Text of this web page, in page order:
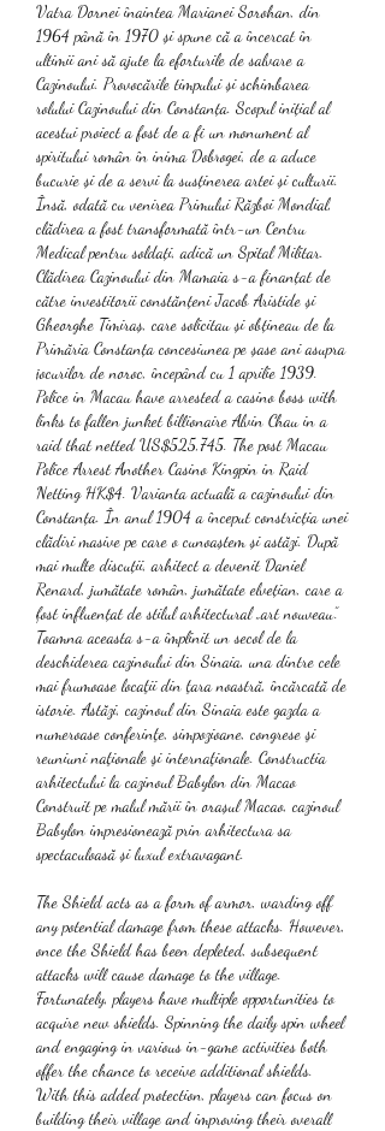
Vatra Dornei înaintea Marianei Sorohan, din
1964 până în 1970 și spune că a încercat în
ultimii ani să ajute la eforturile de salvare a
Cazinoului. Provocările timpului și schimbarea
rolului Cazinoului din Constanța. Scopul inițial al
acestui proiect a fost de a fi un monument al
spiritului român în inima Dobrogei, de a aduce
bucurie și de a servi la susținerea artei și culturii.
Însă, odată cu venirea Primului Război Mondial,
clădirea a fost transformată într-un Centru
Medical pentru soldați, adică un Spital Militar.
Clădirea Cazinoului din Mamaia s-a finanțat de
către investitorii constănțeni Jacob Aristide și
Gheorghe Timiraș, care solicitau și obțineau de la
Primăria Constanța concesiunea pe șase ani asupra
jocurilor de noroc, începând cu 1 aprilie 1939.
Police in Macau have arrested a casino boss with
links to fallen junket billionaire Alvin Chau in a
raid that netted US$525,745. The post Macau
Police Arrest Another Casino Kingpin in Raid
Netting HK$4. Varianta actuală a cazinoului din
Constanța. În anul 1904 a început constricția unei
clădiri masive pe care o cunoaștem și astăzi. După
mai multe discuții, arhitect a devenit Daniel
Renard, jumătate român, jumătate elvețian, care a
fost influențat de stilul arhitectural „art nouveau”.
Toamna aceasta s-a împlinit un secol de la
deschiderea cazinoului din Sinaia, una dintre cele
mai frumoase locaţii din ţara noastră, încărcată de
istorie. Astăzi, cazinoul din Sinaia este gazda a
numeroase conferinţe, simpozioane, congrese şi
reuniuni naţionale şi internaţionale. Constructia
arhitectului la cazinoul Babylon din Macao
Construit pe malul mării în orașul Macao, cazinoul
Babylon impresionează prin arhitectura sa
spectaculoasă și luxul extravagant.
The Shield acts as a form of armor, warding off
any potential damage from these attacks. However,
once the Shield has been depleted, subsequent
attacks will cause damage to the village.
Fortunately, players have multiple opportunities to
acquire new shields. Spinning the daily spin wheel
and engaging in various in-game activities both
offer the chance to receive additional shields.
With this added protection, players can focus on
building their village and improving their overall